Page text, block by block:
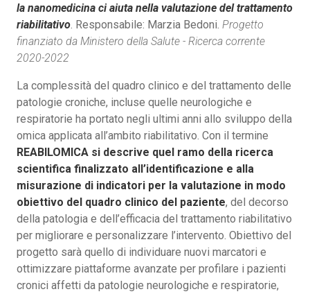
la nanomedicina ci aiuta nella valutazione del trattamento
riabilitativo . Responsabile: Marzia Bedoni. Progetto
finanziato da Ministero della Salute - Ricerca corrente
2020-2022
La complessità del quadro clinico e del trattamento delle
patologie croniche, incluse quelle neurologiche e
respiratorie ha portato negli ultimi anni allo sviluppo della
omica applicata all’ambito riabilitativo. Con il termine
REABILOMICA si descrive quel ramo della ricerca
scientifica finalizzato all’identificazione e alla
misurazione di indicatori per la valutazione in modo
obiettivo del quadro clinico del paziente, del decorso
della patologia e dell’efficacia del trattamento riabilitativo
per migliorare e personalizzare l’intervento. Obiettivo del
progetto sarà quello di individuare nuovi marcatori e
ottimizzare piattaforme avanzate per profilare i pazienti
cronici affetti da patologie neurologiche e respiratorie,